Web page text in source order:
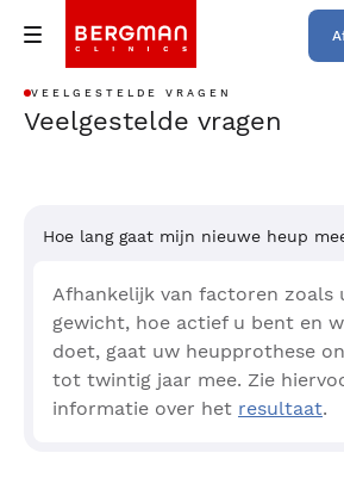
VEELGESTELDE VRAGEN
Veelgestelde vragen
Hoe lang gaat mijn nieuwe heup
Afhankelijk van factoren zoals
gewicht, hoe actief u bent en
doet, gaat uw heupprothese
tot twintig jaar mee. Zie
informatie over het resultaat.